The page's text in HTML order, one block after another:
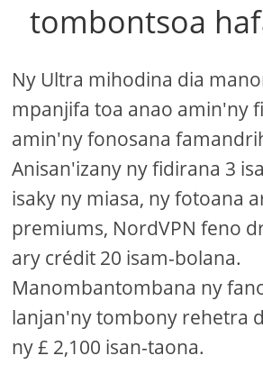
tombontsoa
Ny Ultra mihodina dia
mpanjifa toa anao amin'ny
amin'ny fonosana
Anisan'izany ny fidirana 3
isaky ny miasa, ny fotoana
premiums, NordVPN feno
ary crédit 20 isam-bolana.
Manombantombana ny
lanjan'ny tombony rehetra
ny £ 2,100 isan-taona.